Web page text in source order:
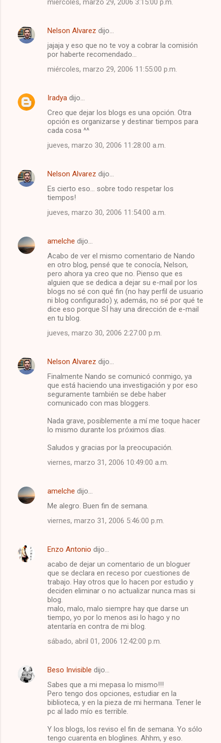
Nelson Alvarez dijo…
jajaja y eso que no te voy a cobrar la comisión
por haberte recomendado...
miércoles, marzo 29, 2006 11:55:00 p.m.
Iradya dijo…
Creo que dejar los blogs es una opción. Otra
opción es organizarse y destinar tiempos para
cada cosa ^^
jueves, marzo 30, 2006 11:28:00 a.m.
Nelson Alvarez dijo…
Es cierto eso... sobre todo respetar los
tiempos!
jueves, marzo 30, 2006 11:54:00 a.m.
amelche dijo…
Acabo de ver el mismo comentario de Nando
en otro blog, pensé que te conocía, Nelson,
pero ahora ya creo que no. Pienso que es
alguien que se dedica a dejar su e-mail por los
blogs no sé con qué fin (no hay perfil de usuario
ni blog configurado) y, además, no sé por qué te
dice eso porque SÍ hay una dirección de e-mail
en tu blog.
jueves, marzo 30, 2006 2:27:00 p.m.
Nelson Alvarez dijo…
Finalmente Nando se comunicó conmigo, ya
que está haciendo una investigación y por eso
seguramente también se debe haber
comunicado con mas bloggers.
Nada grave, posiblemente a mí me toque hacer
lo mismo durante los próximos días.
Saludos y gracias por la preocupación.
viernes, marzo 31, 2006 10:49:00 a.m.
amelche dijo…
Me alegro. Buen fin de semana.
viernes, marzo 31, 2006 5:46:00 p.m.
Enzo Antonio dijo…
acabo de dejar un comentario de un bloguer
que se declara en receso por cuestiones de
trabajo. Hay otros que lo hacen por estudio y
deciden eliminar o no actualizar nunca mas si
blog.
malo, malo, malo siempre hay que darse un
tiempo, yo por lo menos asi lo hago y no
atentaría en contra de mi blog.
sábado, abril 01, 2006 12:42:00 p.m.
Beso Invisible dijo…
Sabes que a mi mepasa lo mismo!!!
Pero tengo dos opciones, estudiar en la
biblioteca, y en la pieza de mi hermana. Tener le
pc al lado mío es terrible.
Y los blogs, los reviso el fin de semana. Yo sólo
tengo cuarenta en bloglines. Ahhm, y eso.